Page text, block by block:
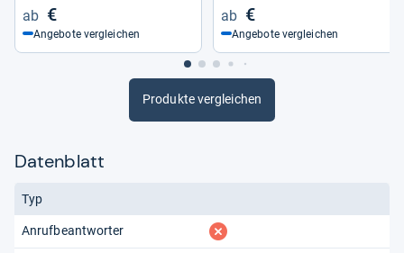
€
Angebote vergleichen
€
Angebote vergleichen
Produkte vergleichen
Datenblatt
Typ
Anrufbeantworter fehlt